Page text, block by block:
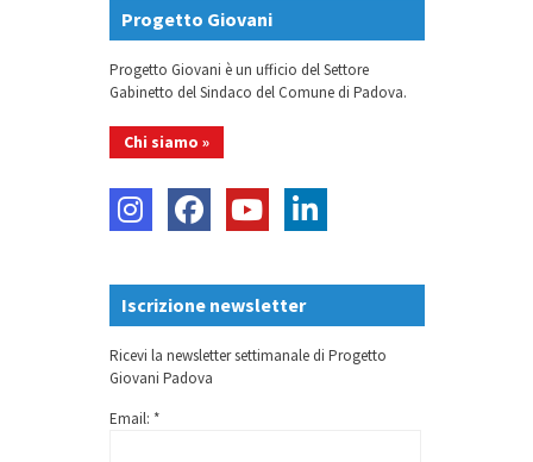
Progetto Giovani
Progetto Giovani è un ufficio del Settore
Gabinetto del Sindaco del Comune di Padova.
Chi siamo »
Iscrizione newsletter
Ricevi la newsletter settimanale di Progetto
Giovani Padova
Email: *